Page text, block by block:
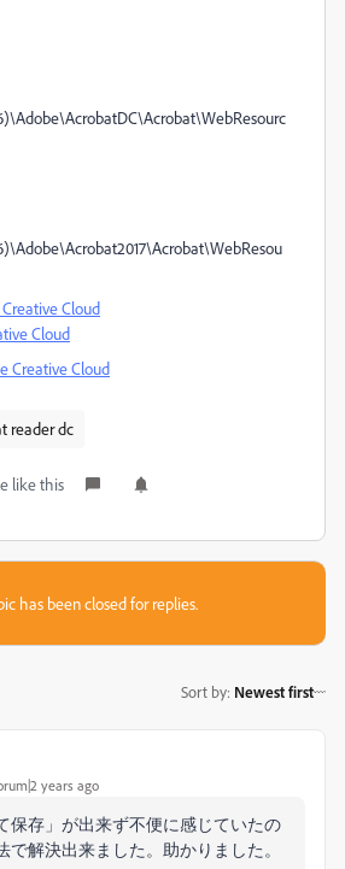
Cloud
Cloud
Creative Cloud
reader dc
like this
has been closed for replies.
Sort by: Newest first
years ago
保存」が出来ず不便に感じていたの
で解決出来ました。助かりました。